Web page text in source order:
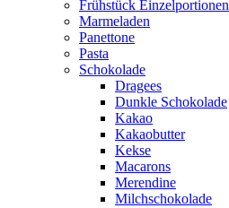
Frühstück Einzelportionen
Marmeladen
Panettone
Pasta
Schokolade
Dragees
Dunkle Schokolade
Kakao
Kakaobutter
Kekse
Macarons
Merendine
Milchschokolade